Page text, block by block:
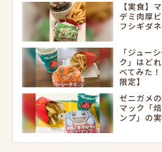
【実食】
デミ肉厚
フシギダ
「ジュー
ク」はど
べてみた
限定】
ゼニガメ
マック「
ンプ」の